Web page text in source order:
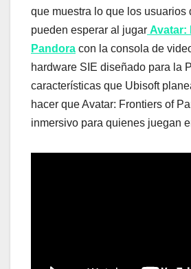
que muestra lo que los usuarios
pueden esperar al jugar Avatar:
Pandora con la consola de
hardware SIE diseñado para la
características que Ubisoft
hacer que Avatar: Frontiers of
inmersivo para quienes juegan